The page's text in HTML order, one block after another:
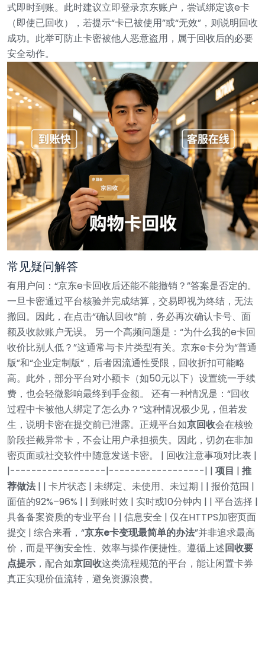
式即时到账。此时建议立即登录京东账户，尝试绑定该e卡
（即使已回收），若提示“卡已被使用”或“无效”，则说明回收
成功。此举可防止卡密被他人恶意盗用，属于回收后的必要
安全动作。
常见疑问解答
有用户问：“京东e卡回收后还能不能撤销？”答案是否定的。
一旦卡密通过平台核验并完成结算，交易即视为终结，无法
撤回。因此，在点击“确认回收”前，务必再次确认卡号、面
额及收款账户无误。
另一个高频问题是：“为什么我的e卡回
收价比别人低？”这通常与卡片类型有关。京东e卡分为“普通
版”和“企业定制版”，后者因流通性受限，回收折扣可能略
高。此外，部分平台对小额卡（如50元以下）设置统一手续
费，也会轻微影响最终到手金额。
还有一种情况是：“回收
过程中卡被他人绑定了怎么办？”这种情况极少见，但若发
生，说明卡密在提交前已泄露。正规平台如京回收会在核验
阶段拦截异常卡，不会让用户承担损失。因此，切勿在非加
密页面或社交软件中随意发送卡密。
| 回收注意事项对比表 |
|------------------|------------------| | 项目 | 推
荐做法 | | 卡片状态 | 未绑定、未使用、未过期 | | 报价范围 |
面值的92%–96% | | 到账时效 | 实时或10分钟内 | | 平台选择 |
具备备案资质的专业平台 | | 信息安全 | 仅在HTTPS加密页面
提交 | 综合来看，“京东e卡变现最简单的办法”并非追求最高
价，而是平衡安全性、效率与操作便捷性。遵循上述回收要
点提示 ，配合如京回收这类流程规范的平台，能让闲置卡券
真正实现价值流转，避免资源浪费。